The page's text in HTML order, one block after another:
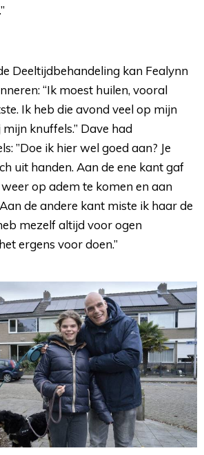
Deeltijdbehandeling kan Fealynn
“Ik moest huilen, vooral
Ik heb die avond veel op mijn
knuffels.” Dave had
”Doe ik hier wel goed aan? Je
uit handen. Aan de ene kant gaf
op adem te komen en aan
de andere kant miste ik haar de
mezelf altijd voor ogen
ergens voor doen.”